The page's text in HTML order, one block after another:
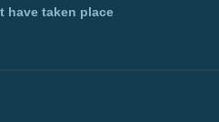
have taken place